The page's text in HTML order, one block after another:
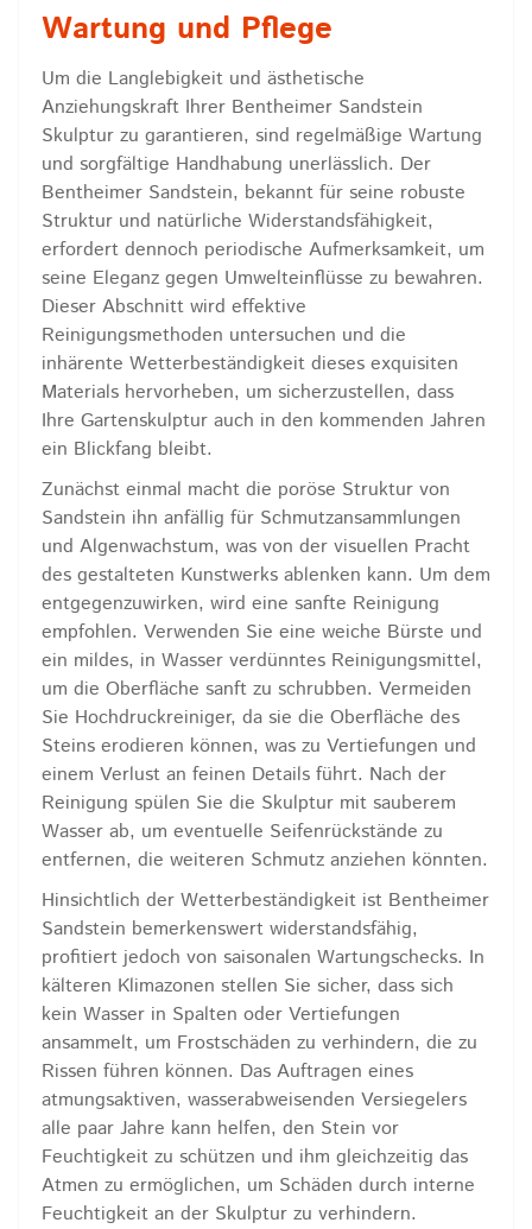
Wartung und Pflege
Um die Langlebigkeit und ästhetische
Anziehungskraft Ihrer Bentheimer Sandstein
Skulptur zu garantieren, sind regelmäßige Wartung
und sorgfältige Handhabung unerlässlich. Der
Bentheimer Sandstein, bekannt für seine robuste
Struktur und natürliche Widerstandsfähigkeit,
erfordert dennoch periodische Aufmerksamkeit, um
seine Eleganz gegen Umwelteinflüsse zu bewahren.
Dieser Abschnitt wird effektive
Reinigungsmethoden untersuchen und die
inhärente Wetterbeständigkeit dieses exquisiten
Materials hervorheben, um sicherzustellen, dass
Ihre Gartenskulptur auch in den kommenden Jahren
ein Blickfang bleibt.
Zunächst einmal macht die poröse Struktur von
Sandstein ihn anfällig für Schmutzansammlungen
und Algenwachstum, was von der visuellen Pracht
des gestalteten Kunstwerks ablenken kann. Um dem
entgegenzuwirken, wird eine sanfte Reinigung
empfohlen. Verwenden Sie eine weiche Bürste und
ein mildes, in Wasser verdünntes Reinigungsmittel,
um die Oberfläche sanft zu schrubben. Vermeiden
Sie Hochdruckreiniger, da sie die Oberfläche des
Steins erodieren können, was zu Vertiefungen und
einem Verlust an feinen Details führt. Nach der
Reinigung spülen Sie die Skulptur mit sauberem
Wasser ab, um eventuelle Seifenrückstände zu
entfernen, die weiteren Schmutz anziehen könnten.
Hinsichtlich der Wetterbeständigkeit ist Bentheimer
Sandstein bemerkenswert widerstandsfähig,
profitiert jedoch von saisonalen Wartungschecks. In
kälteren Klimazonen stellen Sie sicher, dass sich
kein Wasser in Spalten oder Vertiefungen
ansammelt, um Frostschäden zu verhindern, die zu
Rissen führen können. Das Auftragen eines
atmungsaktiven, wasserabweisenden Versiegelers
alle paar Jahre kann helfen, den Stein vor
Feuchtigkeit zu schützen und ihm gleichzeitig das
Atmen zu ermöglichen, um Schäden durch interne
Feuchtigkeit an der Skulptur zu verhindern.